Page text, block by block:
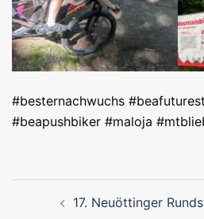
#besternachwuchs
#beapushbiker #maloja
17. Neuöttinger